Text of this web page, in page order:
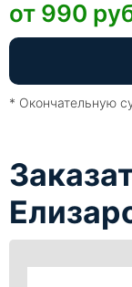
от 990
* Окончательную